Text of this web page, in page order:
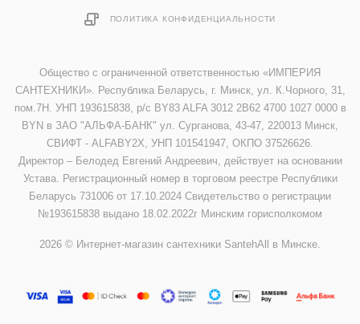
ПОЛИТИКА КОНФИДЕНЦИАЛЬНОСТИ
Общество с ограниченной ответственностью «ИМПЕРИЯ
САНТЕХНИКИ». Республика Беларусь, г. Минск, ул. К.Чорного, 31,
пом.7Н. УНП 193615838, р/с BY83 ALFA 3012 2B62 4700 1027 0000 в
BYN в ЗАО "АЛЬФА-БАНК" ул. Сурганова, 43-47, 220013 Минск,
СВИФТ - ALFABY2X, УНП 101541947, ОКПО 37526626.
Директор – Белодед Евгений Андреевич, действует на основании
Устава. Регистрационный номер в торговом реестре Республики
Беларусь 731006 от 17.10.2024 Свидетельство о регистрации
№193615838 выдано 18.02.2022г Минским горисполкомом
2026 © Интернет-магазин сантехники SantehAll в Минске.